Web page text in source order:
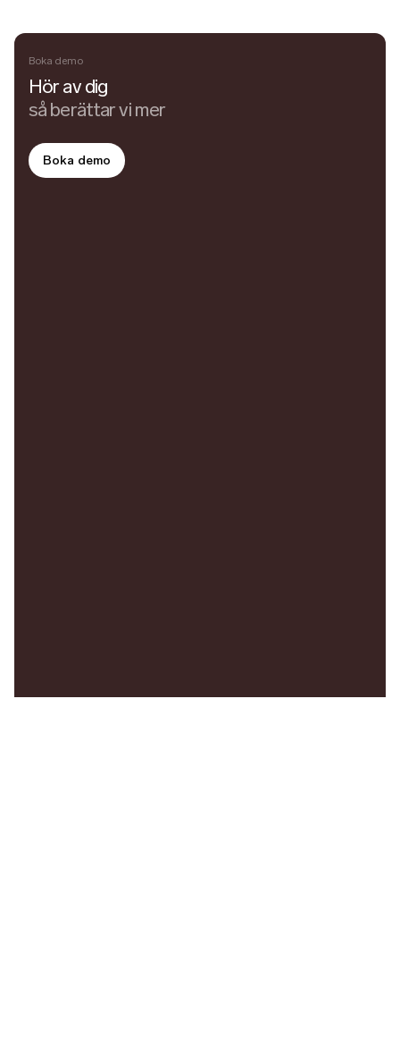
Boka demo
Hör av dig
så berättar vi mer
Boka demo